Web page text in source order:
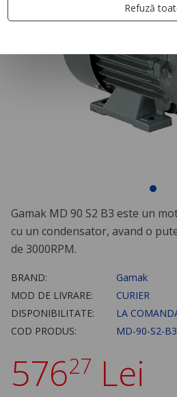
Gamak MD 90 S2 B3 este un
cu un condensator, avand o
de 3000RPM.
BRAND:
Gamak
MOD DE LIVRARE:
CURIER
DISPONIBILITATE:
LA
COD PRODUS:
MD-90-S2-B3
57627 Lei
Refuză